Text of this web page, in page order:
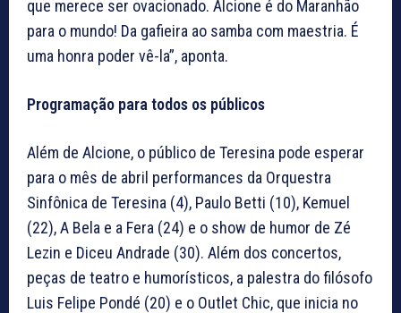
que merece ser ovacionado. Alcione é do Maranhão
para o mundo! Da gafieira ao samba com maestria. É
uma honra poder vê-la”, aponta.
Programação para todos os públicos
Além de Alcione, o público de Teresina pode esperar
para o mês de abril performances da Orquestra
Sinfônica de Teresina (4), Paulo Betti (10), Kemuel
(22), A Bela e a Fera (24) e o show de humor de Zé
Lezin e Diceu Andrade (30). Além dos concertos,
peças de teatro e humorísticos, a palestra do filósofo
Luis Felipe Pondé (20) e o Outlet Chic, que inicia no